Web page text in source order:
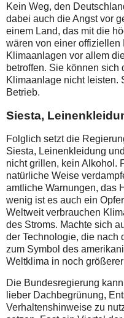
Kein Weg, den
dabei auch die Angst vor
einem Land, das mit die
wären von einer offiziellen
Klimaanlagen vor allem
betroffen. Sie können sich
Klimaanlage nicht leisten.
Betrieb.
Siesta,
Folglich setzt die
Siesta, Leinenkleidung
nicht grillen, kein Alkohol.
natürliche Weise
amtliche Warnungen, das
wenig ist es auch ein
Weltweit verbrauchen
des Stroms. Machte sich
der Technologie, die nach
zum Symbol des
Weltklima in noch
Die Bundesregierung
lieber Dachbegrünung,
Verhaltenshinweise zu